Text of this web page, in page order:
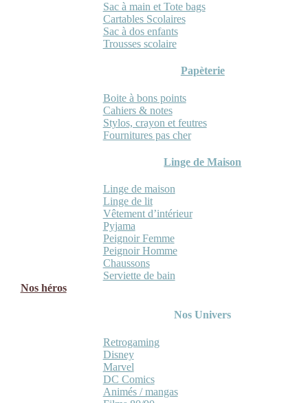
Sac à main et Tote bags
Cartables Scolaires
Sac à dos enfants
Trousses scolaire
Papèterie
Boite à bons points
Cahiers & notes
Stylos, crayon et feutres
Fournitures pas cher
Linge de Maison
Linge de maison
Linge de lit
Vêtement d’intérieur
Pyjama
Peignoir Femme
Peignoir Homme
Chaussons
Serviette de bain
Nos héros
Nos Univers
Retrogaming
Disney
Marvel
DC Comics
Animés / mangas